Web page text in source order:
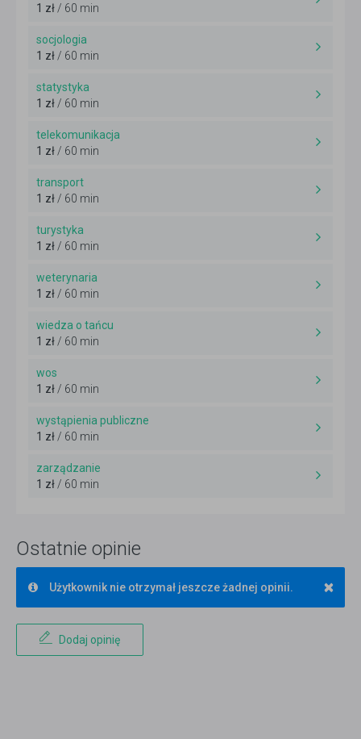
1 zł/ 60 min
socjologia
1 zł/ 60 min
statystyka
1 zł/ 60 min
telekomunikacja
1 zł/ 60 min
transport
1 zł/ 60 min
turystyka
1 zł/ 60 min
weterynaria
1 zł/ 60 min
wiedza o tańcu
1 zł/ 60 min
wos
1 zł/ 60 min
wystąpienia publiczne
1 zł/ 60 min
zarządzanie
1 zł/ 60 min
Ostatnie opinie
×
Użytkownik nie otrzymał jeszcze żadnej opinii.
Dodaj opinię